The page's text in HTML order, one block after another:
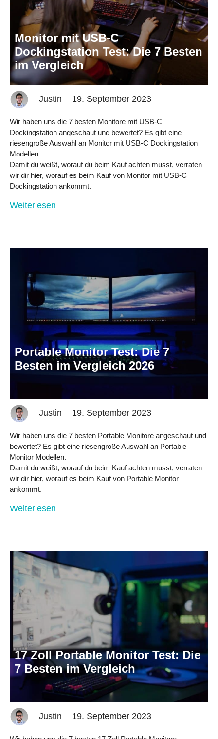
Monitor mit USB-C
Dockingstation Test: Die 7 Besten
im Vergleich
Justin 19. September 2023
Wir haben uns die 7 besten Monitore mit USB-C
Dockingstation angeschaut und bewertet? Es gibt eine
riesengroße Auswahl an Monitor mit USB-C Dockingstation
Modellen.
Damit du weißt, worauf du beim Kauf achten musst, verraten
wir dir hier, worauf es beim Kauf von Monitor mit USB-C
Dockingstation ankommt.
Weiterlesen
Portable Monitor Test: Die 7
Besten im Vergleich 2026
Justin 19. September 2023
Wir haben uns die 7 besten Portable Monitore angeschaut und
bewertet? Es gibt eine riesengroße Auswahl an Portable
Monitor Modellen.
Damit du weißt, worauf du beim Kauf achten musst, verraten
wir dir hier, worauf es beim Kauf von Portable Monitor
ankommt.
Weiterlesen
17 Zoll Portable Monitor Test: Die
7 Besten im Vergleich
Justin 19. September 2023